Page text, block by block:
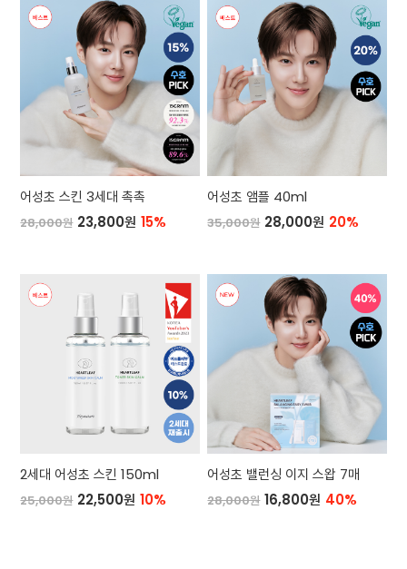
어성초 스킨 3세대 촉촉
28,000원 23,800원 15%
어성초 앰플 40ml
35,000원 28,000원 20%
2세대 어성초 스킨 150ml
25,000원 22,500원 10%
어성초 밸런싱 이지 스왑 7매
28,000원 16,800원 40%